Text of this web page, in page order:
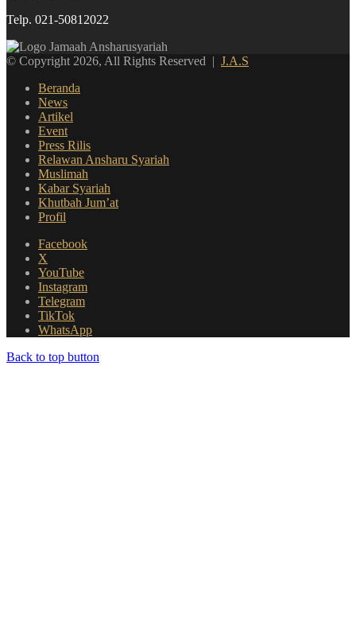
Telp. 021-50812022
© Copyright 2026, All Rights Reserved | J.A.S
Beranda
News
Artikel
Event
Press Rilis
Relawan Ansharu Syariah
Muslimah
Kabar Syariah
Khutbah Jum’at
Profil
Facebook
X
YouTube
Instagram
Telegram
TikTok
WhatsApp
Back to top button